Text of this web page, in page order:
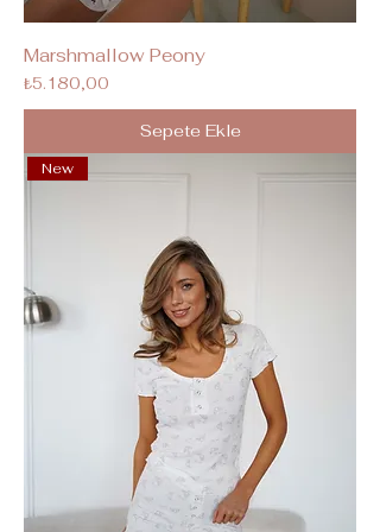
Marshmallow Peony
Fiyat
₺5.180,00
Sepete Ekle
New